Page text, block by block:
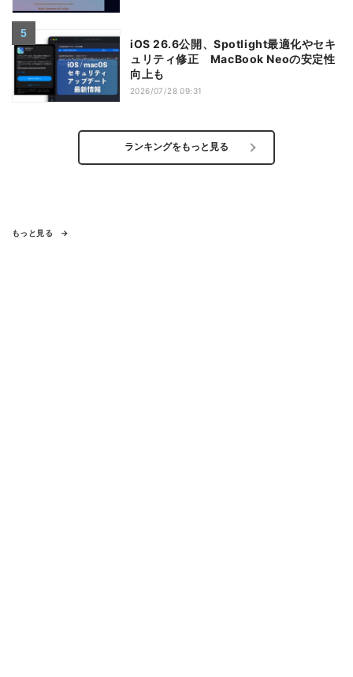
iOS 26.6公開、Spotlight最適化やセキ
ュリティ修正 MacBook Neoの安定性
向上も
2026/07/28 09:31
ランキングをもっと見る
もっと見る